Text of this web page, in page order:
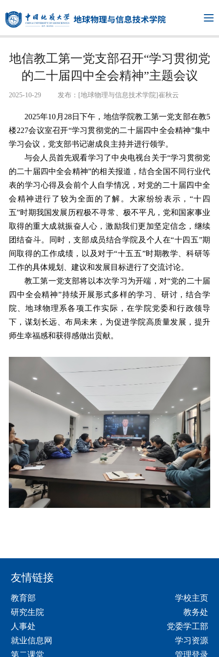
地信教工第一党支部召开“学习贯彻党
的二十届四中全会精神”主题会议
2025-10-29 发布：[地球物理与信息技术学院]崔秋云
2025年10 月 28日下午，地信学院教工第一党支部在教5
楼227会议室召开“学习贯彻党的二十届四中全会精神”集中
学习会议，党支部书记谢成良主持并进行领学。
与会人员首先观看学习了中央电视台关于“学习贯彻党
的二十届四中全会精神”的相关报道，结合全国不同行业代
表的学习心得及会前个人自学情况，对党的二十届四中全
会精神进行了较为全面的了解。大家纷纷表示， “十四
五”时期我国发展历程极不寻常、极不平凡，党和国家事业
取得的重大成就振奋人心，激励我们更加坚定信念，继续
团结奋斗。同时，支部成员结合学院及个人在“十四五”期
间取得的工作成绩，以及对于“十五五”时期教学、科研等
工作的具体规划、建议和发展目标进行了交流讨论。
教工第一党支部将以本次学习为开端，对“党的二十届
四中全会精神”持续开展形式多样的学习、研讨，结合学
院、地球物理系各项工作实际，在学院党委和行政领导
下，谋划长远、布局未来，为促进学院高质量发展，提升
师生幸福感和获得感做出贡献。
友情链接
教育部
学校主页
研究生院
教务处
人事处
党委学工部
就业信息网
学习资源
第二课堂
管理登录